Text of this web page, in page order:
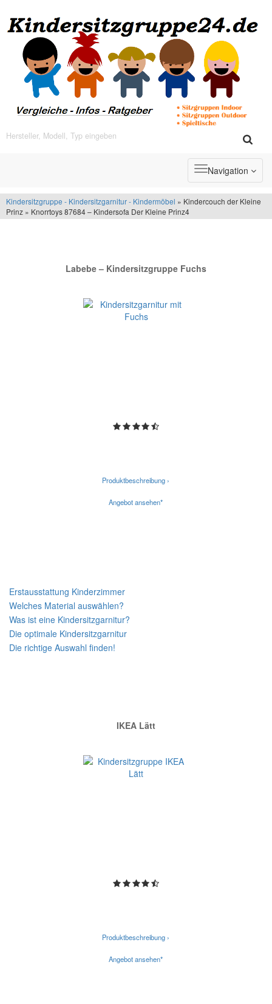
Toggle
navigation
Navigation
Kindersitzgruppe - Kindersitzgarnitur - Kindermöbel » Kindercouch der Kleine
Prinz » Knorrtoys 87684 – Kindersofa Der Kleine Prinz4
Labebe – Kindersitzgruppe Fuchs
Produktbeschreibung ›
Angebot ansehen*
Erstausstattung Kinderzimmer
Welches Material auswählen?
Was ist eine Kindersitzgarnitur?
Die optimale Kindersitzgarnitur
Die richtige Auswahl finden!
IKEA Lätt
Produktbeschreibung ›
Angebot ansehen*